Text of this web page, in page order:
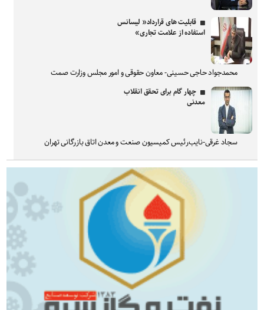
قابلیت های قرارداد« لیسانس
استفاده از علامت تجاری»
محمدجواد حاجی حسینی- معاون حقوقی و امور مجلس وزارت صمت
چهار گام برای تحقق انقلاب
معدنی
سجاد غرقی-نایب‌رئیس کمیسیون صنعت و معدن اتاق بازرگانی تهران